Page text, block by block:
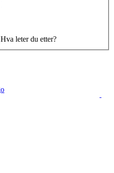
Hva leter du etter?